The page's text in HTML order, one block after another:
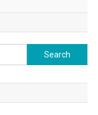
Search